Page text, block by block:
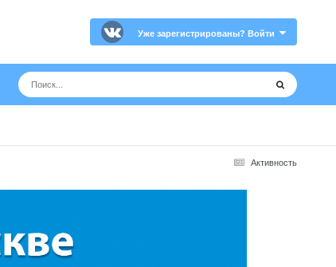
Уже зарегистрированы? Войти
Активность